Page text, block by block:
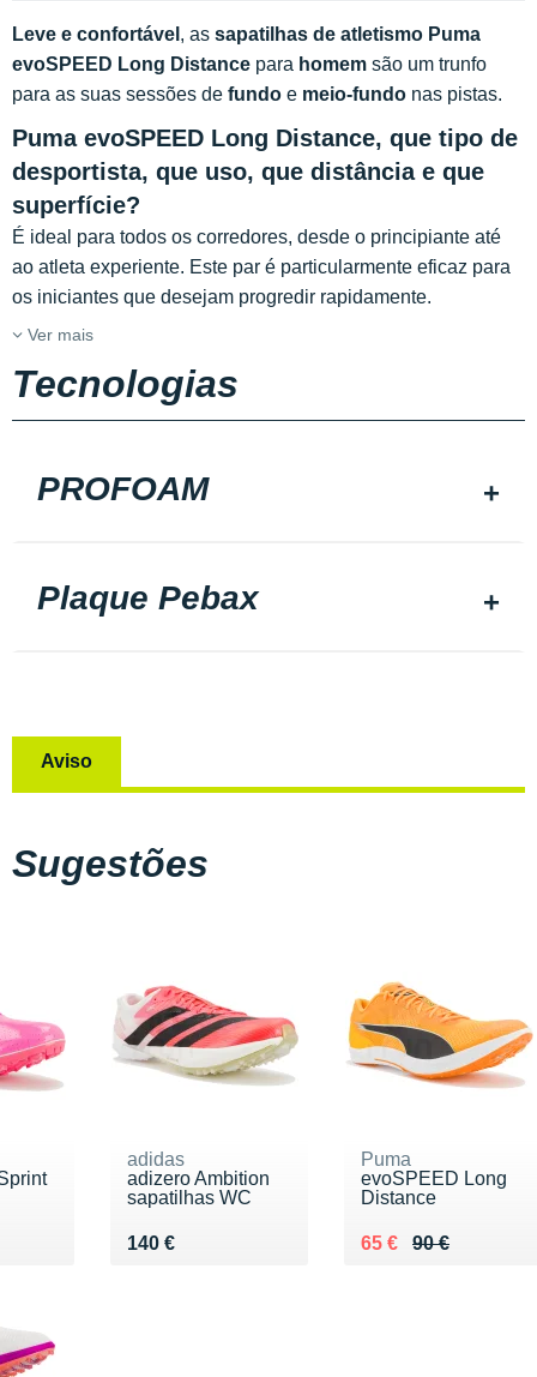
Leve e confortável , as sapatilhas de atletismo Puma
evoSPEED Long Distance para homem são um trunfo
para as suas sessões de fundo e meio-fundo nas pistas.
Puma evoSPEED Long Distance, que tipo de
desportista, que uso, que distância e que
superfície?
É ideal para todos os corredores, desde o principiante até
ao atleta experiente. Este par é particularmente eficaz para
os iniciantes que desejam progredir rapidamente.
Ver mais
Tecnologias
PROFOAM
Plaque Pebax
Aviso
Sugestões
adidas
adizero Ambition
sapatilhas WC
140 €
Vendu 140 €
Puma
evoSPEED Long
Distance
90 €
Au lieu de 90 €
65 €
Vendu 65 €